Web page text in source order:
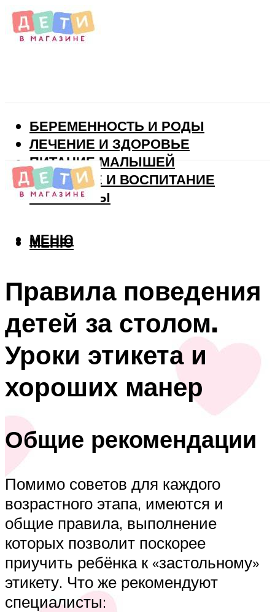
БЕРЕМЕННОСТЬ И РОДЫ
ЛЕЧЕНИЕ И ЗДОРОВЬЕ
ПИТАНИЕ МАЛЫШЕЙ
РАЗВИТИЕ И ВОСПИТАНИЕ
ВИТАМИНЫ
МЕНЮ
МЕНЮ
Правила поведения
детей за столом.
Уроки этикета и
хороших манер
Общие рекомендации
Помимо советов для каждого
возрастного этапа, имеются и
общие правила, выполнение
которых позволит поскорее
приучить ребёнка к «застольному»
этикету. Что же рекомендуют
специалисты: